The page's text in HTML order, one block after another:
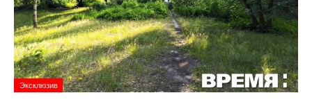
Эксклюзив